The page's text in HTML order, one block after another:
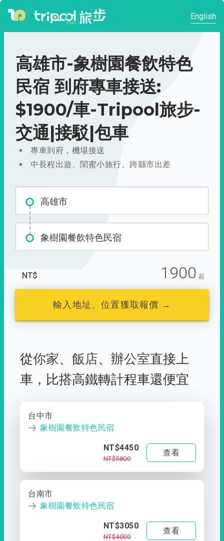
English
高雄市-象樹園餐飲特色
民宿 到府專車接送:
$1900/車-Tripool旅步-
交通|接駁|包車
專車到府，機場接送
中長程出遊、閨蜜小旅行、跨縣市出差
高雄市
象樹園餐飲特色民宿
NT$ 1900 起
輸入地址、位置獲取報價 →
從你家、 飯店、 辦公室直接上
車， 比搭高鐵轉計程車還便宜
台中市
象樹園餐飲特色民宿
NT$4450
NT$5800
查看
台南市
象樹園餐飲特色民宿
NT$3050
NT$4000
查看